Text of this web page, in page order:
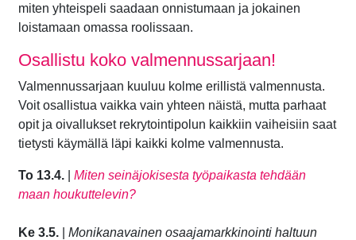
miten yhteispeli saadaan onnistumaan ja jokainen
loistamaan omassa roolissaan.
Osallistu koko valmennussarjaan!
Valmennussarjaan kuuluu kolme erillistä valmennusta.
Voit osallistua vaikka vain yhteen näistä, mutta parhaat
opit ja oivallukset rekrytointipolun kaikkiin vaiheisiin saat
tietysti käymällä läpi kaikki kolme valmennusta.
To 13.4.
Miten seinäjokisesta työpaikasta tehdään
maan houkuttelevin?
Ke 3.5. Monikanavainen osaajamarkkinointi haltuun